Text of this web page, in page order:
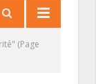
(Page